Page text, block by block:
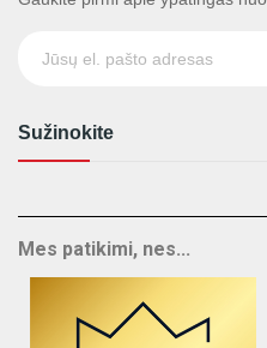
Sužinokite
Mes patikimi, nes...